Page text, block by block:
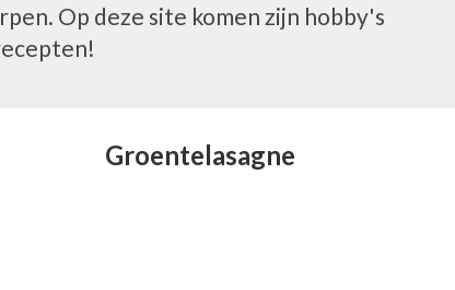
Op deze site komen zijn hobby's
Groentelasagne